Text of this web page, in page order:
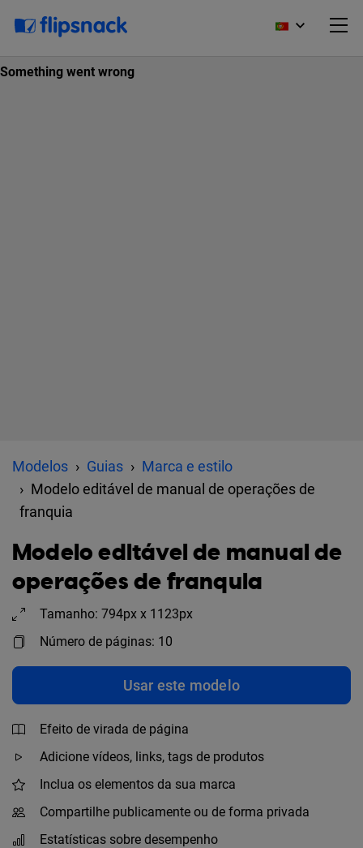
Modelos Guias
Marca e estilo
Modelo editável de manual de operações de
franquia
Modelo editável de manual de
operações de franquia
Tamanho: 794px x 1123px
Número de páginas: 10
Usar este modelo
Efeito de virada de página
Adicione vídeos, links, tags de produtos
Inclua os elementos da sua marca
Compartilhe publicamente ou de forma privada
Estatísticas sobre desempenho